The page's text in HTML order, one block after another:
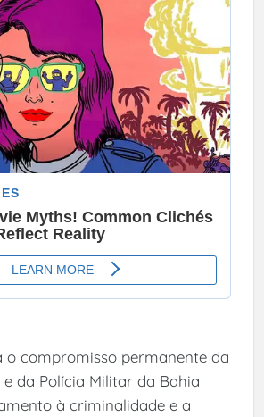
o compromisso permanente da
e da Polícia Militar da Bahia
à criminalidade e a